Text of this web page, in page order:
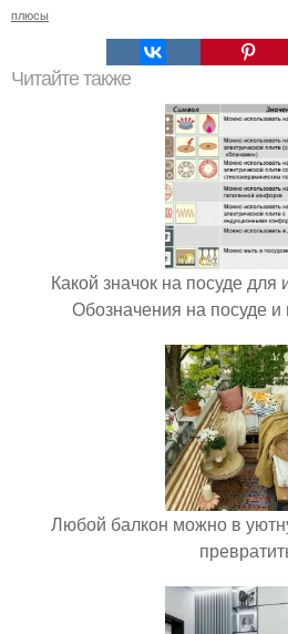
плюсы
Читайте также
Какой значок на посуде для
Обозначения на посуде
Любой балкон можно в